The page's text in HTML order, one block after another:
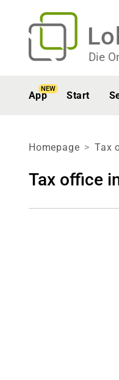
Die
App
NEW
Start
Homepage Tax
Tax office